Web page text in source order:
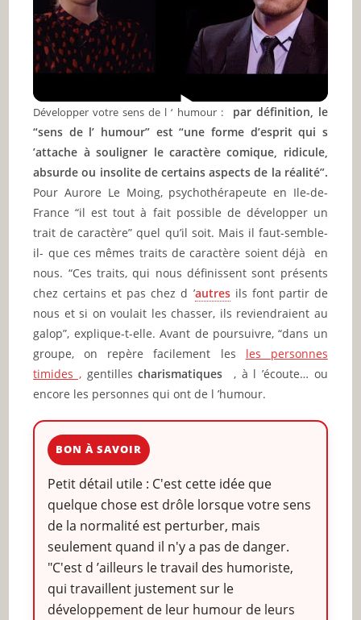
Développer votre sens de l ‘ humour :
par définition, le
“sens de l’ humour” est “une forme d’esprit qui s
’attache à souligner le caractère comique, ridicule,
absurde ou insolite de certains aspects de la réalité”.
Pour Aurore Le Moing, psychothérapeute en Ile-de-
France “il est tout à fait possible de développer un
trait de caractère” quel qu’il soit. Mais il faut-semble-
il- que ces mêmes traits de caractère soient déjà en
nous. “Ces traits, qui nous définissent sont présents
chez certains et pas chez d ’autresils font partir de
nous et si on voulait les chasser, ils reviendraient au
galop”, explique-t-elle. Avant de poursuivre, “dans un
groupe, on repère facilement les les personnes
timides ,gentillescharismatiques
, à l ’écoute… ou
encore les personnes qui ont de l ’humour.
BON À SAVOIR
Petit détail utile : C'est cette idée que
quelque chose est drôle lorsque votre sens
de la normalité est perturber, mais
seulement quand il n'y a pas de danger.
"C'est d ’ailleurs le travail des humoriste,
qui travaillent justement sur le
développement de leur humour de leurs